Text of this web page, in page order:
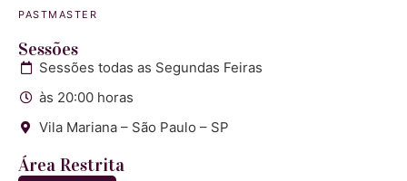
PASTMASTER
Sessões
Sessões todas as Segundas Feiras
às 20:00 horas
Vila Mariana – São Paulo – SP
Área Restrita